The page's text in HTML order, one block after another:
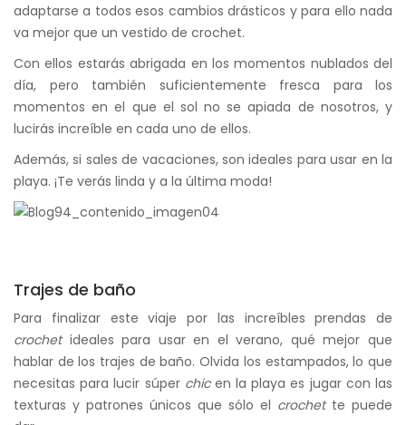
adaptarse a todos esos cambios drásticos y para ello nada
va mejor que un vestido de crochet.
Con ellos estarás abrigada en los momentos nublados del
día, pero también suficientemente fresca para los
momentos en el que el sol no se apiada de nosotros, y
lucirás increíble en cada uno de ellos.
Además, si sales de vacaciones, son ideales para usar en la
playa. ¡Te verás linda y a la última moda!
Trajes de baño
Para finalizar este viaje por las increíbles prendas de
crochet ideales para usar en el verano, qué mejor que
hablar de los trajes de baño. Olvida los estampados, lo que
necesitas para lucir súper chic en la playa es jugar con las
texturas y patrones únicos que sólo el crochet te puede